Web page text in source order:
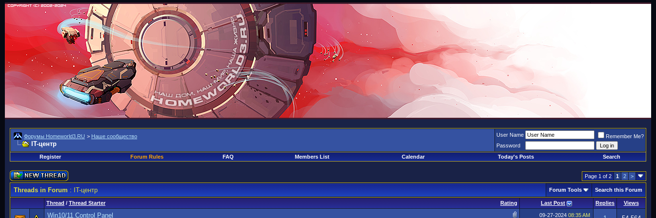
Форумы Homeworld3.RU > Наше сообщество
IT-центр
User Name
Remember Me?
Password
Register
Forum Rules FAQ Members List Calendar Today's Posts Search
Page 1 of 2 1 2 >
Threads in Forum: IT-центр Forum Tools Search this Forum
Rating
Thread / Thread Starter Last Post Replies Views
Win10/11 Control Panel 09-27-2024 08:35 AM